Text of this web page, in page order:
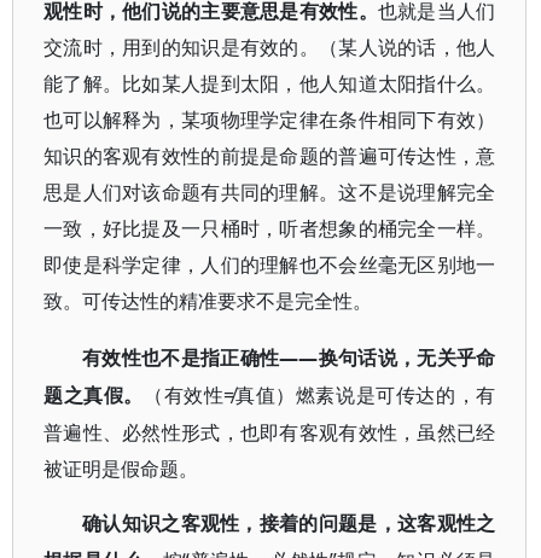
观性时，他们说的主要意思是有效性。 也就是当人们
交流时，用到的知识是有效的。（某人说的话，他人
能了解。比如某人提到太阳，他人知道太阳指什么。
也可以解释为，某项物理学定律在条件相同下有效）
知识的客观有效性的前提是命题的普遍可传达性，意
思是人们对该命题有共同的理解。这不是说理解完全
一致，好比提及一只桶时，听者想象的桶完全一样。
即使是科学定律，人们的理解也不会丝毫无区别地一
致。可传达性的精准要求不是完全性。
有效性也不是指正确性——换句话说，无关乎命
题之真假。
（有效性≠真值）燃素说是可传达的，有
普遍性、必然性形式，也即有客观有效性，虽然已经
被证明是假命题。
确认知识之客观性，接着的问题是，这客观性之